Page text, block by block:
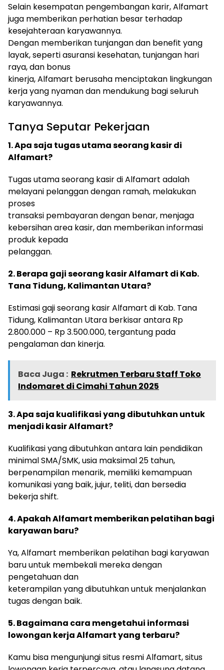
Selain kesempatan pengembangan karir, Alfamart
juga memberikan perhatian besar terhadap
kesejahteraan karyawannya.
Dengan memberikan tunjangan dan benefit yang
layak, seperti asuransi kesehatan, tunjangan hari
raya, dan bonus
kinerja, Alfamart berusaha menciptakan lingkungan
kerja yang nyaman dan mendukung bagi seluruh
karyawannya.
Tanya Seputar Pekerjaan
1. Apa saja tugas utama seorang kasir di
Alfamart?
Tugas utama seorang kasir di Alfamart adalah
melayani pelanggan dengan ramah, melakukan
proses
transaksi pembayaran dengan benar, menjaga
kebersihan area kasir, dan memberikan informasi
produk kepada
pelanggan.
2. Berapa gaji seorang kasir Alfamart di Kab.
Tana Tidung, Kalimantan Utara?
Estimasi gaji seorang kasir Alfamart di Kab. Tana
Tidung, Kalimantan Utara berkisar antara Rp
2.800.000 – Rp 3.500.000, tergantung pada
pengalaman dan kinerja.
Baca Juga : Rekrutmen Terbaru Staff Toko
Indomaret di Cimahi Tahun 2025
3. Apa saja kualifikasi yang dibutuhkan untuk
menjadi kasir Alfamart?
Kualifikasi yang dibutuhkan antara lain pendidikan
minimal SMA/SMK, usia maksimal 25 tahun,
berpenampilan menarik, memiliki kemampuan
komunikasi yang baik, jujur, teliti, dan bersedia
bekerja shift.
4. Apakah Alfamart memberikan pelatihan bagi
karyawan baru?
Ya, Alfamart memberikan pelatihan bagi karyawan
baru untuk membekali mereka dengan
pengetahuan dan
keterampilan yang dibutuhkan untuk menjalankan
tugas dengan baik.
5. Bagaimana cara mengetahui informasi
lowongan kerja Alfamart yang terbaru?
Kamu bisa mengunjungi situs resmi Alfamart, situs